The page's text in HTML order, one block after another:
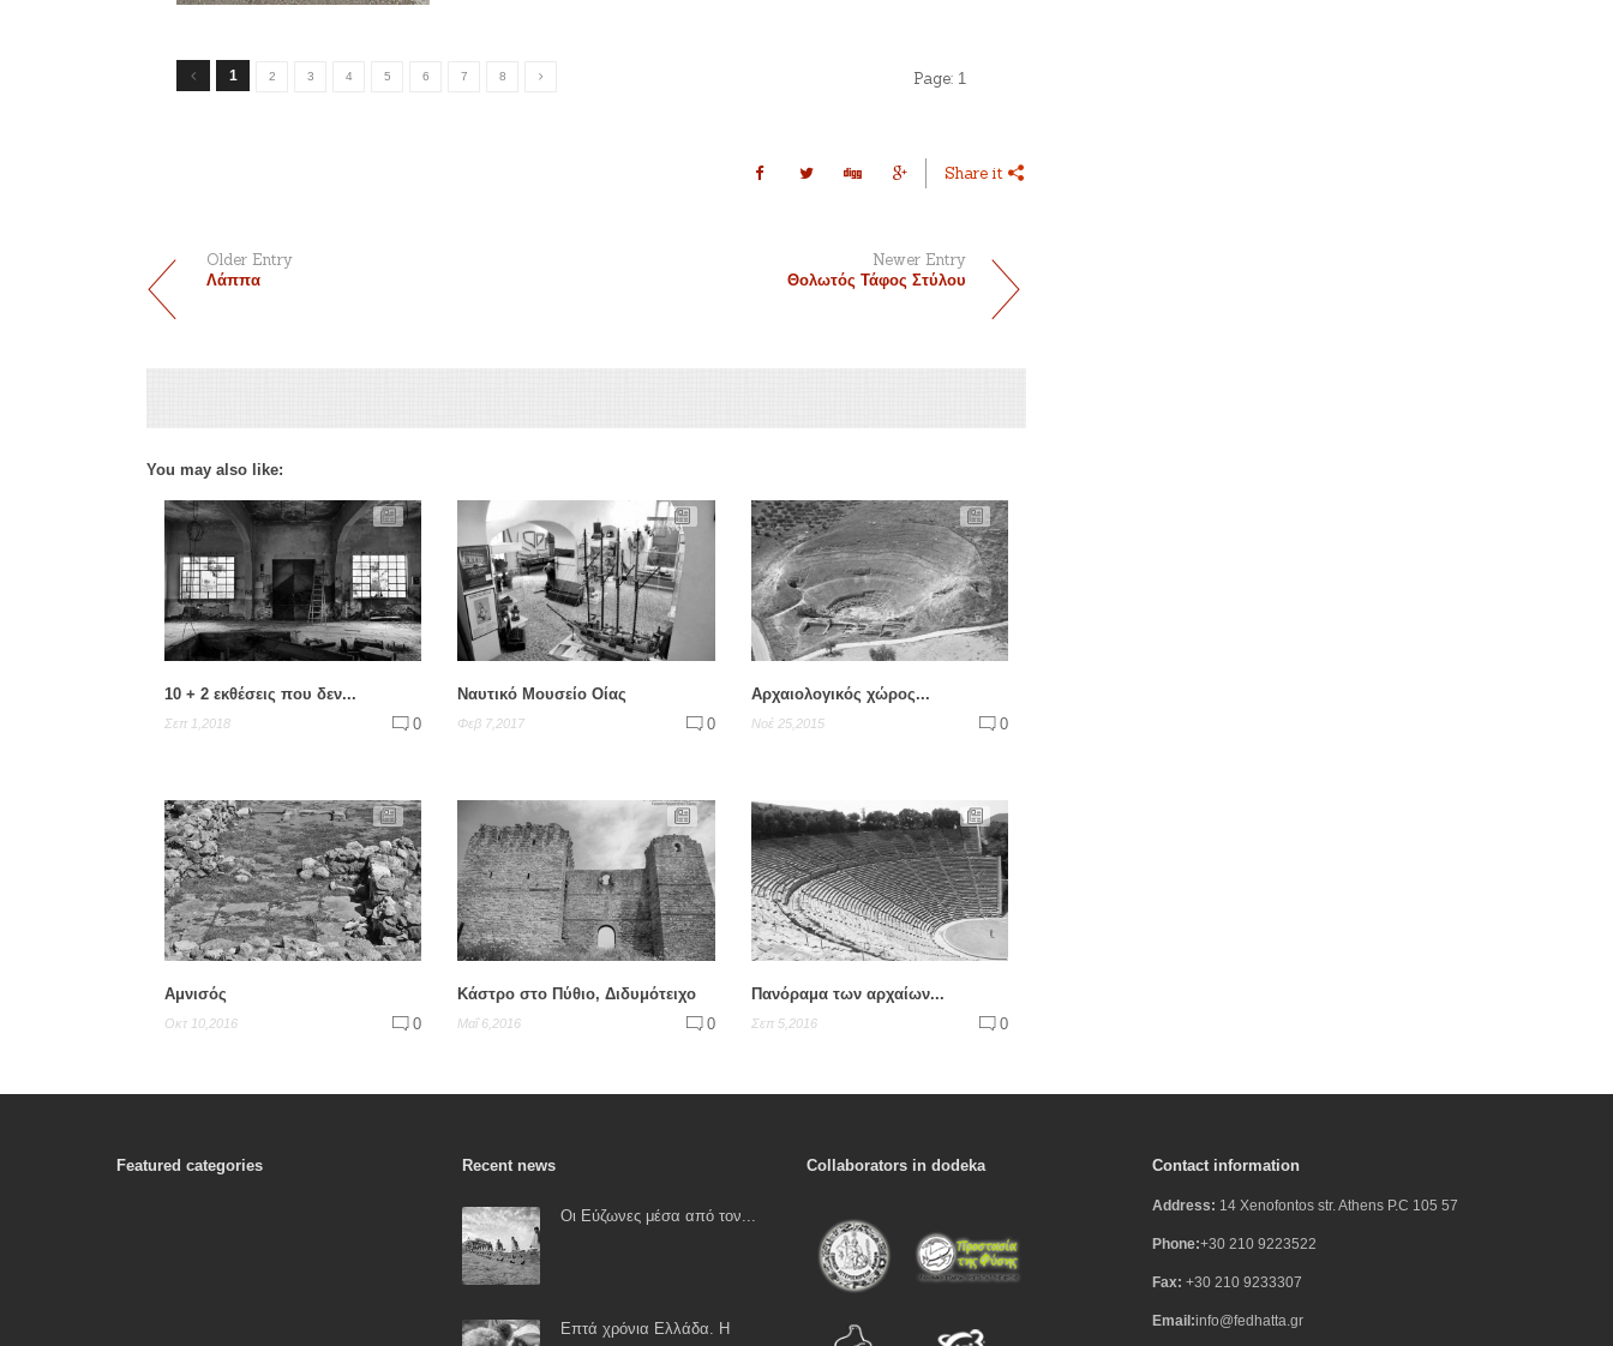
1 2 3 4 5 6 7 8 Page: 1
Share it
Older Entry
Λάππα
Newer Entry
Θολωτός Τάφος Στύλου
You may also like:
10 + 2 εκθέσεις που δεν...
Σεπ 1,2018 0
Ναυτικό Μουσείο Οίας
Φεβ 7,2017 0
Αρχαιολογικός χώρος...
Νοέ 25,2015 0
Αμνισός
Οκτ 10,2016 0
Κάστρο στο Πύθιο, Διδυμότειχο
Μαΐ 6,2016 0
Πανόραμα των αρχαίων...
Σεπ 5,2016 0
Featured categories Recent news
Οι Εύζωνες μέσα από τον...
Επτά χρόνια Ελλάδα. Η
Collaborators in dodeka Contact information
Address: 14 Xenofontos str. Athens P.C 105 57
Phone:+30 210 9223522
Fax: +30 210 9233307
Email:info@fedhatta.gr